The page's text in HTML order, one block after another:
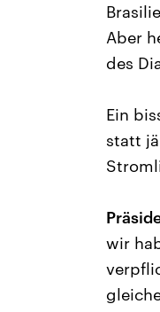
Aber
des
Ein
statt
wir